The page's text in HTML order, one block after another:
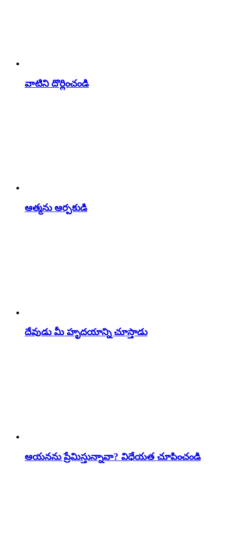
వాటిని దొర్లించండి
ఆత్మను ఆర్పకుడి
దేవుడు మీ హృదయాన్ని చూస్తాడు
ఆయనను ప్రేమిస్తున్నావా? విధేయత చూపించండి